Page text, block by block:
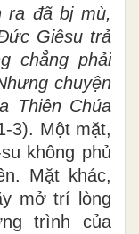
ra đã bị mù,
Giêsu trả
chẳng phải
chuyện
Thiên Chúa
3). Một mặt,
không phủ
Mặt khác,
mở trí lòng
trình của